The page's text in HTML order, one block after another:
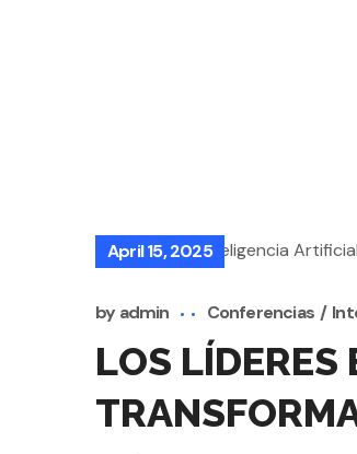
April 15, 2025
by admin Conferencias
LOS LÍDERES